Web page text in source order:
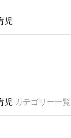
児
児 カテゴリー一覧